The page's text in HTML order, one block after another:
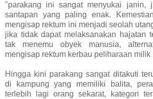
"parakang ini sangat menyukai janin,
santapan yang paling enak.
mengisap rektum ini menjadi seolah
jika tidak dapat melaksanakan hajatan
tak menemu obyek manusia,
mengisap rektum kerbau peliharaan milik
Hingga kini parakang sangat ditakuti
di kampung yang memiliki balita,
terlebih lagi orang sekarat, kategori